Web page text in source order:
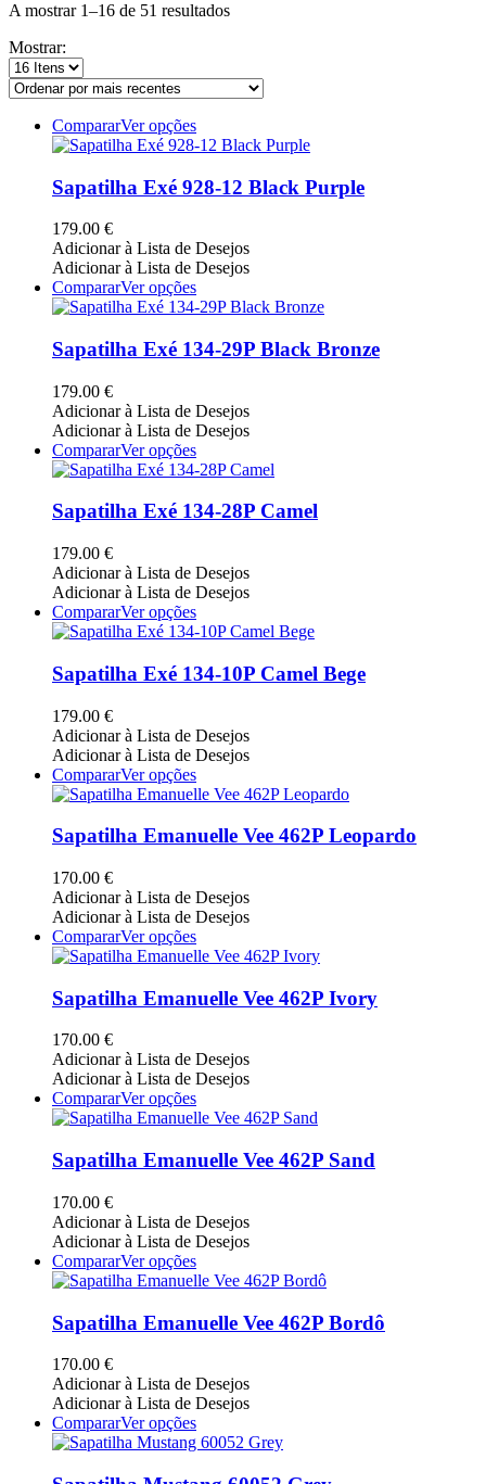
A mostrar 1–16 de 51 resultadosOrdenado
Mostrar:
CompararVer opçõesThis
product
multiple
variants.
options
may
be
chosen
on
the
product
Sapatilha Exé 928-12 Black Purple
179.00 €
Adicionar à Lista de Desejos
Adicionar à Lista de Desejos
CompararVer opçõesThis
product
multiple
variants.
options
may
be
chosen
on
the
product
Sapatilha Exé 134-29P Black Bronze
179.00 €
Adicionar à Lista de Desejos
Adicionar à Lista de Desejos
CompararVer opçõesThis
product
multiple
options
may
be
chosen
on
the
product
Sapatilha Exé 134-28P Camel
179.00 €
Adicionar à Lista de Desejos
Adicionar à Lista de Desejos
CompararVer opçõesThis
product
multiple
variants.
options
may
be
chosen
on
product
Sapatilha Exé 134-10P Camel Bege
179.00 €
Adicionar à Lista de Desejos
Adicionar à Lista de Desejos
CompararVer opçõesThis
product
multiple
options
may
be
chosen
on
product
Sapatilha Emanuelle Vee 462P Leopardo
170.00 €
Adicionar à Lista de Desejos
Adicionar à Lista de Desejos
CompararVer opçõesThis
product
multiple
variants.
options
may
be
chosen
on
product
Sapatilha Emanuelle Vee 462P Ivory
170.00 €
Adicionar à Lista de Desejos
Adicionar à Lista de Desejos
CompararVer opçõesThis
product
multiple
options
may
be
chosen
on
product
Sapatilha Emanuelle Vee 462P Sand
170.00 €
Adicionar à Lista de Desejos
Adicionar à Lista de Desejos
CompararVer opçõesThis
product
multiple
variants.
options
may
be
chosen
on
Sapatilha Emanuelle Vee 462P Bordô
170.00 €
Adicionar à Lista de Desejos
Adicionar à Lista de Desejos
CompararVer opçõesThis
product